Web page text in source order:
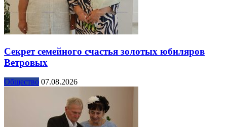
Секрет семейного счастья золотых юбиляров
Ветровых
Общество 07.08.2026